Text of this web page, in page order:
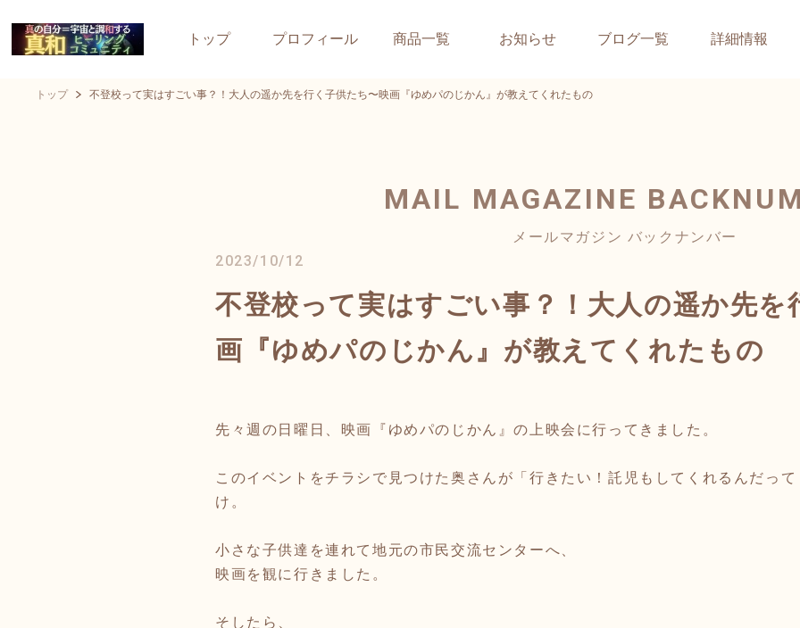
トップ プロフィール 商品一覧 お知らせ ブログ一覧 詳細情報
トップ 不登校って実はすごい事？！大人の遥か先を行く子供たち〜映画『ゆめパのじかん』が教えてくれたもの
MAIL MAGAZINE
メールマガジン バックナンバー
2023/10/12
不登校って実はすごい事？！大人の遥か先を
画『ゆめパのじかん』が教えてくれたもの
先々週の日曜日、映画『ゆめパのじかん』の上映会に行ってきました。
このイベントをチラシで見つけた奥さんが「行きたい！託児もしてくれるんだっ
け。
小さな子供達を連れて地元の市民交流センターへ、
映画を観に行きました。
そしたら、